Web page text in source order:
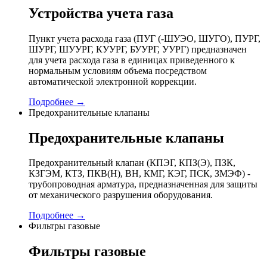
Устройства учета газа
Пункт учета расхода газа (ПУГ (-ШУЭО, ШУГО), ПУРГ,
ШУРГ, ШУУРГ, КУУРГ, БУУРГ, УУРГ) предназначен
для учета расхода газа в единицах приведенного к
нормальным условиям объема посредством
автоматической электронной коррекции.
Подробнее →
Предохранительные клапаны
Предохранительные клапаны
Предохранительный клапан (КПЭГ, КПЗ(Э), ПЗК,
КЗГЭМ, КТЗ, ПКВ(Н), ВН, КМГ, КЭГ, ПСК, ЗМЭФ) -
трубопроводная арматура, предназначенная для защиты
от механического разрушения оборудования.
Подробнее →
Фильтры газовые
Фильтры газовые